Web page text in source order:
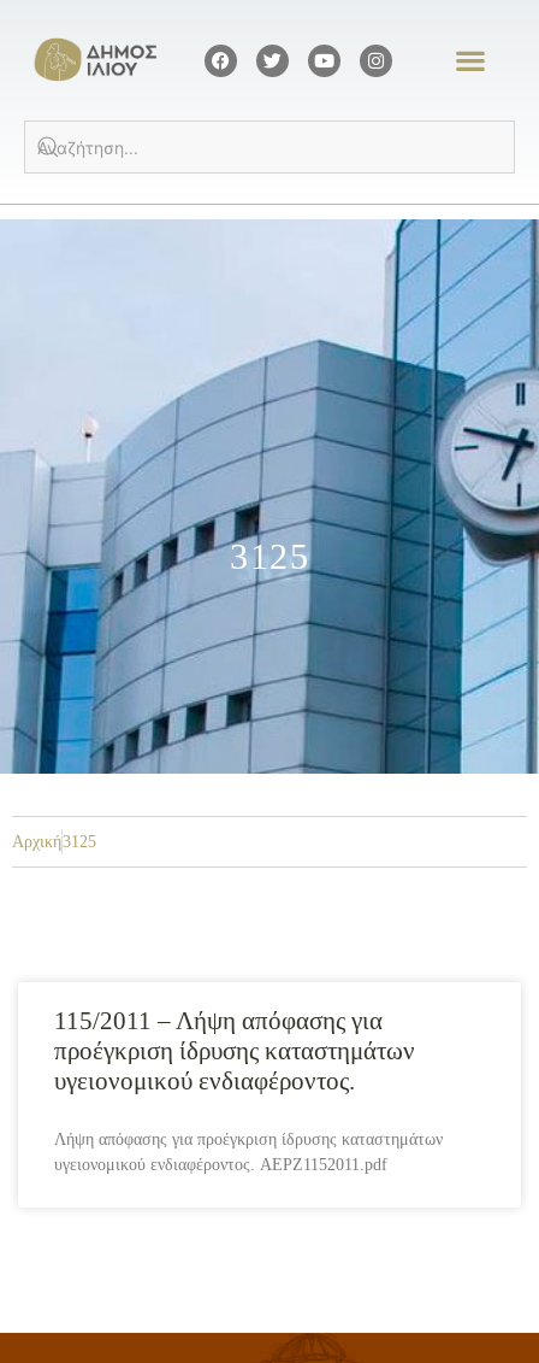
3125
Αρχική3125
115/2011 – Λήψη απόφασης για
προέγκριση ίδρυσης καταστημάτων
υγειονομικού ενδιαφέροντος.
Λήψη απόφασης για προέγκριση ίδρυσης καταστημάτων
υγειονομικού ενδιαφέροντος. AEPZ1152011.pdf